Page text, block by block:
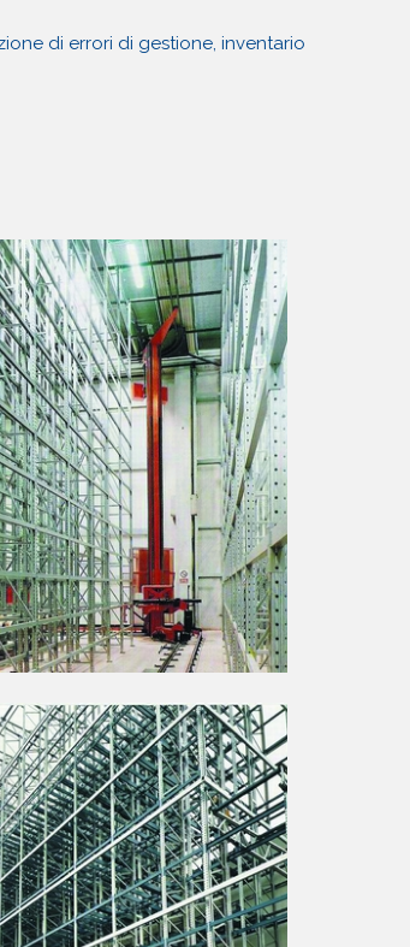
di errori di gestione, inventario